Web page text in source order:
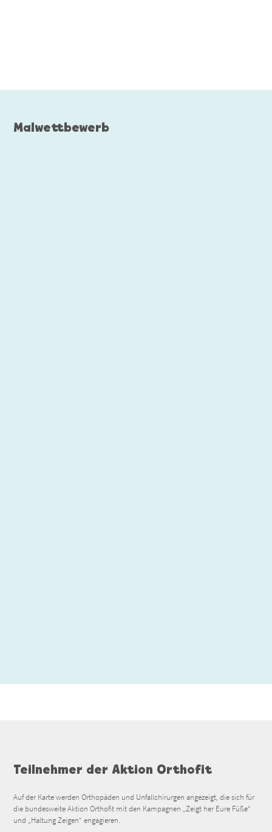
Malwettbewerb
Teilnehmer der Aktion Orthofit
Auf der Karte werden Orthopäden und Unfallchirurgen angezeigt, die sich für
die bundesweite Aktion Orthofit mit den Kampagnen „Zeigt her Eure Füße“
und „Haltung Zeigen“ engagieren.